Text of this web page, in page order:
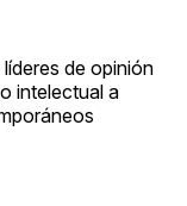
de opinión
intelectual a